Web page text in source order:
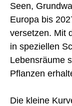
Seen,
Europa bis
versetzen. Mit
in speziellen
Lebensräume
Pflanzen
Die kleine